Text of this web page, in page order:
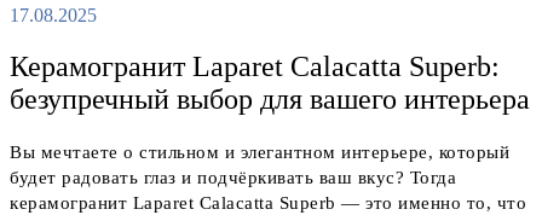
17.08.2025
Керамогранит Laparet Calacatta Superb:
безупречный выбор для вашего интерьера
Вы мечтаете о стильном и элегантном интерьере, который
будет радовать глаз и подчёркивать ваш вкус? Тогда
керамогранит Laparet Calacatta Superb — это именно то, что